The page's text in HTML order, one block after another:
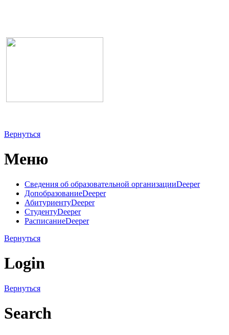
Вернуться
Меню
Сведения об образовательной организацииDeeper
ДопобразованиеDeeper
АбитуриентуDeeper
СтудентуDeeper
РасписаниеDeeper
Вернуться
Login
Вернуться
Search